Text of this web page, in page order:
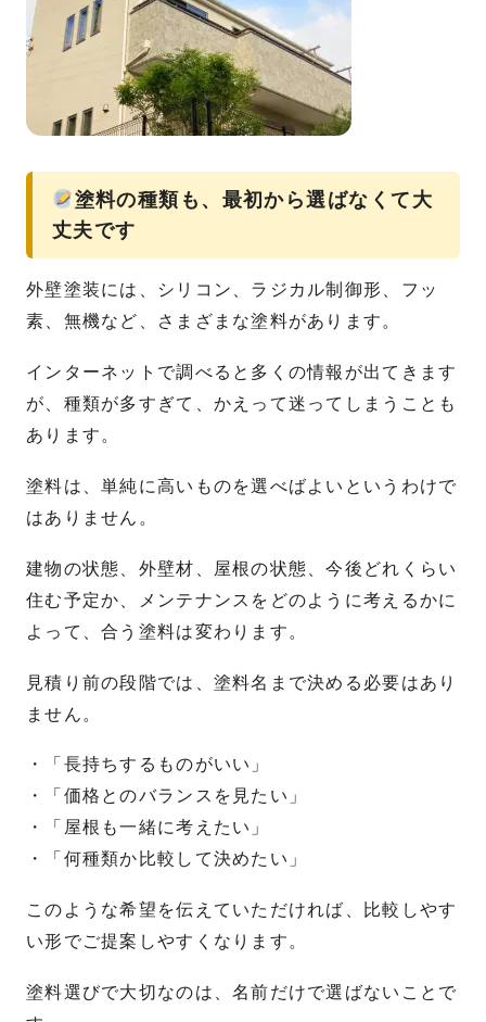
塗料の種類も、最初から選ばなくて大
丈夫です
外壁塗装には、シリコン、ラジカル制御形、フッ
素、無機など、さまざまな塗料があります。
インターネットで調べると多くの情報が出てきます
が、種類が多すぎて、かえって迷ってしまうことも
あります。
塗料は、単純に高いものを選べばよいというわけで
はありません。
建物の状態、外壁材、屋根の状態、今後どれくらい
住む予定か、メンテナンスをどのように考えるかに
よって、合う塗料は変わります。
見積り前の段階では、塗料名まで決める必要はあり
ません。
・「長持ちするものがいい」
・「価格とのバランスを見たい」
・「屋根も一緒に考えたい」
・「何種類か比較して決めたい」
このような希望を伝えていただければ、比較しやす
い形でご提案しやすくなります。
塗料選びで大切なのは、名前だけで選ばないことで